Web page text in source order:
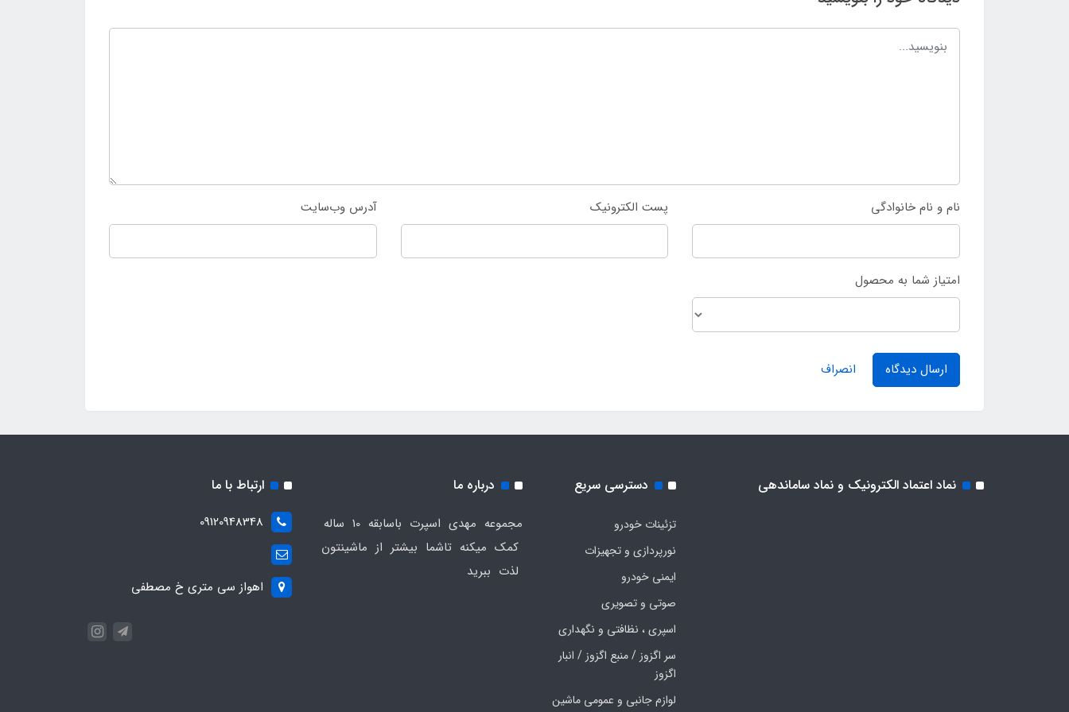
نام و نام خانوادگی پست الکترونیک آدرس وب‌سایت
امتیاز شما به محصول
ارسال دیدگاه انصراف
نماد اعتماد الکترونیک و نماد ساماندهی دسترسی سریع
تزئینات خودرو
نورپردازی و تجهیزات
ایمنی خودرو
صوتی و تصویری
اسپری ، نظافتی و نگهداری
سر اگزوز / منبع اگزوز / انبار
اگزوز
لوازم جانبی و عمومی ماشین
درباره ما
مجموعه مهدی اسپرت باسابقه 10 ساله
کمک میکنه تاشما بیشتر از ماشینتون
لذت ببرید
ارتباط با ما
09120948348
اهواز سی متری خ مصطفی